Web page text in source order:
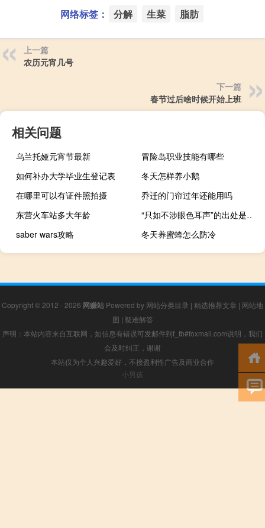
网络标签： 分解 生菜 脂肪
上一篇
农历元宵几号
下一篇
春节过后啥时候开始上班
相关问题
乌兰托娅元宵节最新
冒险岛职业技能有哪些
如何补办大学毕业生登记表
冬天怎样养小鹅
在哪里可以有证件照拍摄
乔迁的门帘过年还能用吗
东营火车站多大年龄
“只如不涉眼色耳声”的出处是哪里
saber wars攻略
冬天养蜜蜂怎么防冷
Copyright © 2012 - 2026 网赚站 Powered by 网站分类目录 | 精选推荐文章 | 网站地
图 | 疑难解答
声明：本站内容来自互联网，如信息有错误可发邮件到f_fb#foxmail.com说明，我们
会及时纠正，谢谢
本站仅为个人兴趣爱好，不接盈利性广告及商业合作
小男孩